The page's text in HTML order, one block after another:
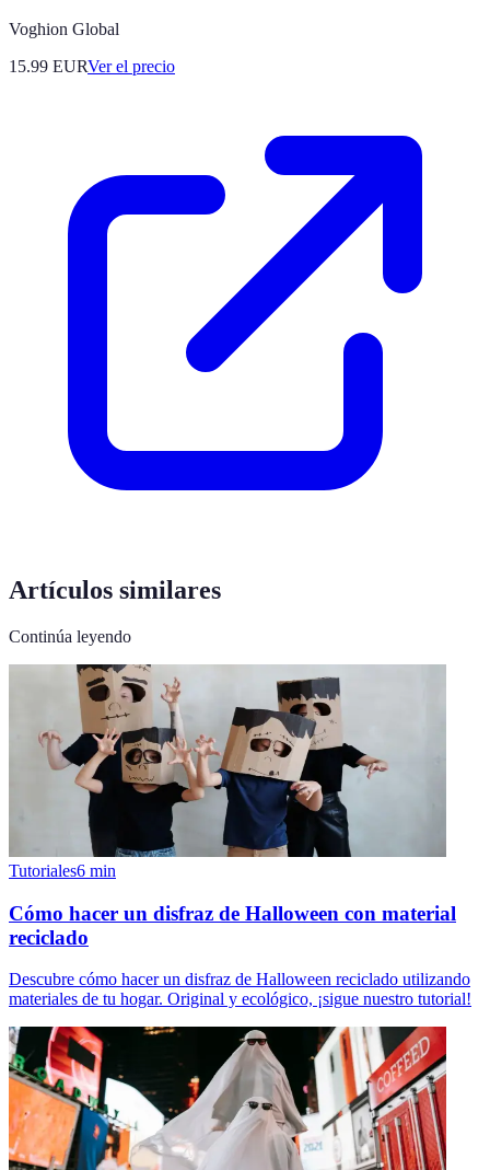
Voghion Global
15.99 EURVer el precio
Artículos similares
Continúa leyendo
Tutoriales6 min
Cómo hacer un disfraz de Halloween con material
reciclado
Descubre cómo hacer un disfraz de Halloween reciclado utilizando
materiales de tu hogar. Original y ecológico, ¡sigue nuestro tutorial!